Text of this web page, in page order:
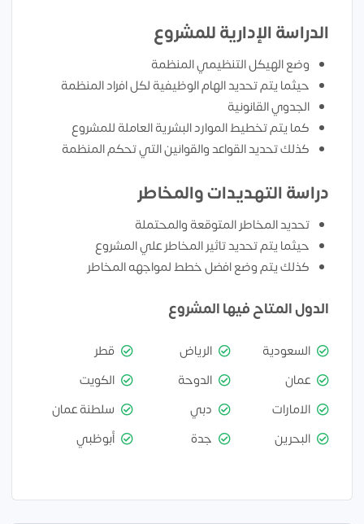
الدراسة الإدارية للمشروع
وضع الهيكل التنظيمي المنظمة
حيثما يتم تحديد الهام الوظيفية لكل افراد المنظمة
الجدوي القانونية
كما يتم تخطيط الموارد البشرية العاملة للمشروع
كذلك تحديد القواعد والقوانين التي تحكم المنظمة
دراسة التهديدات والمخاطر
تحديد المخاطر المتوقعة والمحتملة
حيثما يتم تحديد تاثير المخاطر علي المشروع
كذلك يتم وضع افضل خطط لمواجهه المخاطر
الدول المتاح فيها المشروع
السعودية الرياض
قطر
عمان
الدوحة
الكويت
الامارات
دبي
سلطنة عمان
البحرين
جدة أبوظبي